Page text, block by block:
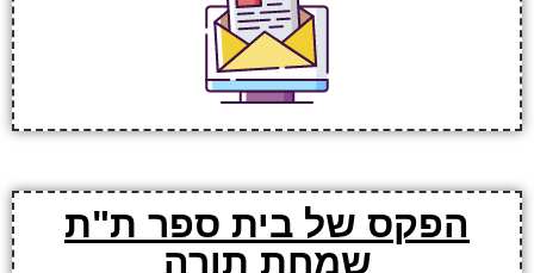
הפקס של בית ספר ת"ת
שמחת תורה